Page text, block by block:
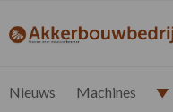
de
de
de
de
akkerbouwbedrijf.nl
Nieuws Machines